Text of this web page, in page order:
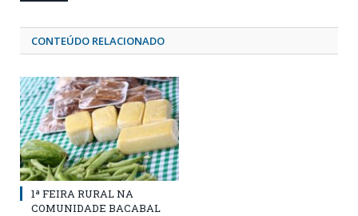
CONTEÚDO RELACIONADO
1ª FEIRA RURAL NA
COMUNIDADE BACABAL